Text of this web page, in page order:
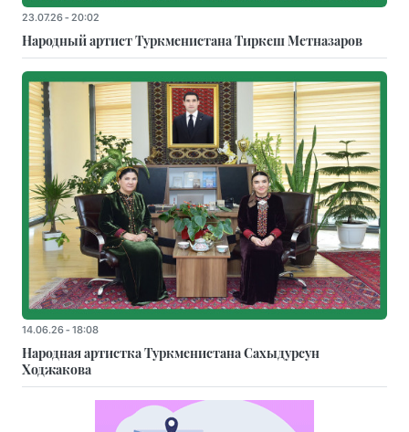
23.07.26 - 20:02
Народный артист Туркменистана Тиркеш Мeтназаров
14.06.26 - 18:08
Народная артистка Туркменистана Сахыдурсун
Ходжакова